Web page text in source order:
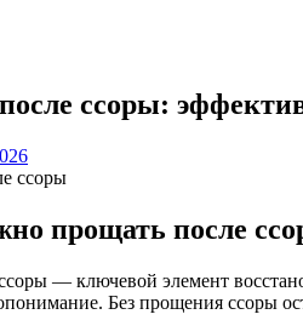
ссоры:
прощать после
— ключевой элемент
Без прощения ссоры